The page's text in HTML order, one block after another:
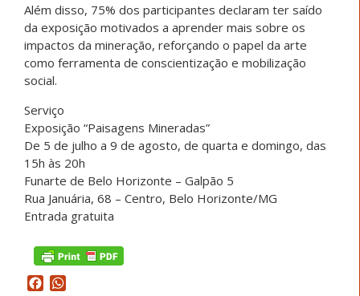
Além disso, 75% dos participantes declaram ter saído
da exposição motivados a aprender mais sobre os
impactos da mineração, reforçando o papel da arte
como ferramenta de conscientização e mobilização
social.
Serviço
Exposição “Paisagens Mineradas”
De 5 de julho a 9 de agosto, de quarta e domingo, das
15h às 20h
Funarte de Belo Horizonte – Galpão 5
Rua Januária, 68 – Centro, Belo Horizonte/MG
Entrada gratuita
Facebook